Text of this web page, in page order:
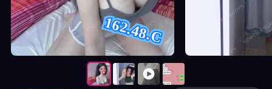
162.48.C
按摩師晨晨照片展示與影片介紹及客戶評價截屏展示